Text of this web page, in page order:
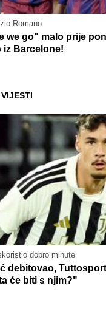
Romano
we go" malo prije
iz Barcelone!
dobro minute
debitovao,
će biti s njim?"